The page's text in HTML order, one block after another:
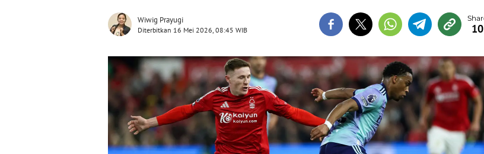
Wiwig Prayugi
Diterbitkan 16 Mei 2026, 08:45 WIB 10